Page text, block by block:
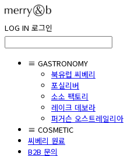
LOG IN 로그인
≡ GASTRONOMY
북유럽 씨베리
포실리버
소소 팩토리
레이크 데보라
퍼거슨 오스트레일리아
≡ COSMETIC
씨베리 원료
B2B 문의